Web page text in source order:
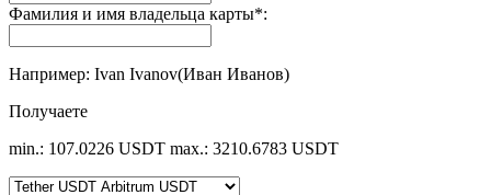
Фамилия и имя владельца карты*:
Например: Ivan Ivanov(Иван Иванов)
Получаете
min.: 107.0226 USDT max.: 3210.6783 USDT